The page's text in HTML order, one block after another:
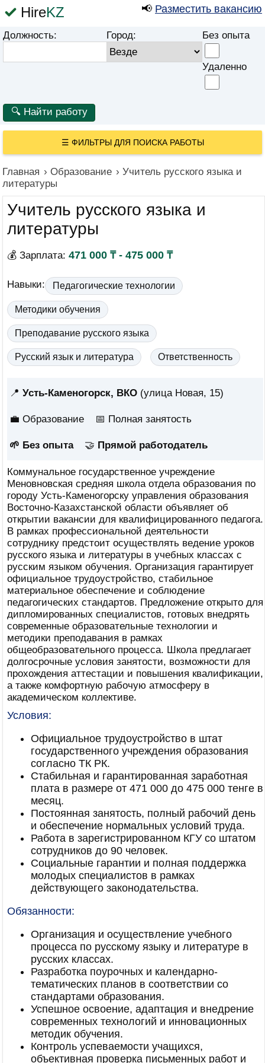
HireKZ 📢 Разместить вакансию
Должность: Город: Без опыта
Удаленно
☰ ФИЛЬТРЫ ДЛЯ ПОИСКА РАБОТЫ
Главная › Образование › Учитель русского языка и
литературы
Учитель русского языка и
литературы
💰 Зарплата: 471 000 ₸ - 475 000 ₸
Навыки: Педагогические технологии
Методики обучения
Преподавание русского языка
Русский язык и литература Ответственность
📍 Усть-Каменогорск, ВКО (улица Новая, 15)
💼 Образование 📅 Полная занятость
🌱 Без опыта 🤝 Прямой работодатель
Коммунальное государственное учреждение
Меновновская средняя школа отдела образования по
городу Усть-Каменогорску управления образования
Восточно-Казахстанской области объявляет об
открытии вакансии для квалифицированного педагога.
В рамках профессиональной деятельности
сотруднику предстоит осуществлять ведение уроков
русского языка и литературы в учебных классах с
русским языком обучения. Организация гарантирует
официальное трудоустройство, стабильное
материальное обеспечение и соблюдение
педагогических стандартов. Предложение открыто для
дипломированных специалистов, готовых внедрять
современные образовательные технологии и
методики преподавания в рамках
общеобразовательного процесса. Школа предлагает
долгосрочные условия занятости, возможности для
прохождения аттестации и повышения квалификации,
а также комфортную рабочую атмосферу в
академическом коллективе.
Условия:
Официальное трудоустройство в штат
государственного учреждения образования
согласно ТК РК.
Стабильная и гарантированная заработная
плата в размере от 471 000 до 475 000 тенге в
месяц.
Постоянная занятость, полный рабочий день
и обеспечение нормальных условий труда.
Работа в зарегистрированном КГУ со штатом
сотрудников до 90 человек.
Социальные гарантии и полная поддержка
молодых специалистов в рамках
действующего законодательства.
Обязанности:
Организация и осуществление учебного
процесса по русскому языку и литературе в
русских классах.
Разработка поурочных и календарно-
тематических планов в соответствии со
стандартами образования.
Успешное освоение, адаптация и внедрение
современных технологий и инновационных
методик обучения.
Контроль успеваемости учащихся,
объективная проверка письменных работ и